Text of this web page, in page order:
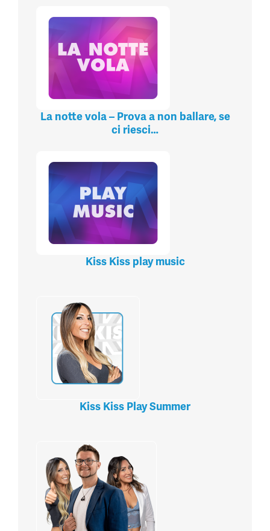
La notte vola – Prova a non ballare, se
ci riesci…
Kiss Kiss play music
Kiss Kiss Play Summer